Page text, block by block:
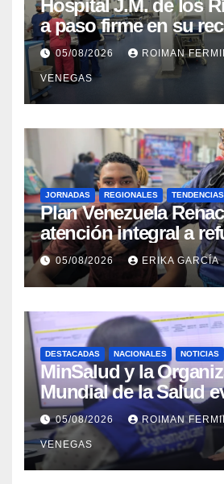
Hospital J.M. de los
a paso firme en su
tras los recientes
sísmicos
05/08/2026 ROIMAN
VENEGAS
JORNADAS REGIONALES TENDENCIAS
​Plan Venezuela
atención integral a
evaluación de
Aragua
05/08/2026 ERIKA GARCÍA
DESTACADAS NACIONALES NOTICIAS
MinSalud y la
Mundial de la Salud
propuesta técnica
materia de agua
higiene ante
sísmica
05/08/2026 ROIMAN
VENEGAS